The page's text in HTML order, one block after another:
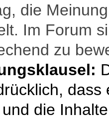
die
Im Forum
zu
die